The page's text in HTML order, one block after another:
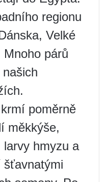
regionu
Velké
párů
poměrně
měkkýše,
larvy hmyzu a
šťavnatými